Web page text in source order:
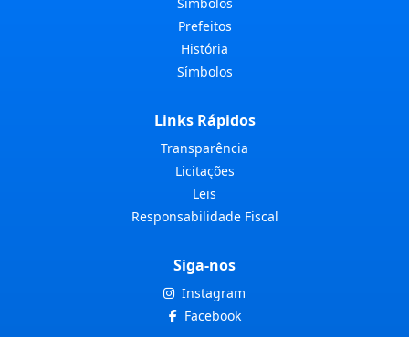
Prefeitos
História
Símbolos
Links Rápidos
Transparência
Licitações
Leis
Responsabilidade Fiscal
Siga-nos
Instagram
Facebook